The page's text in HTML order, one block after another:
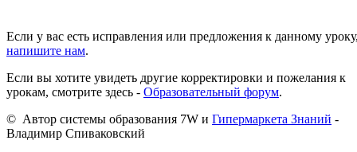
Если у вас есть исправления или предложения к данному
напишите нам.
Если вы хотите увидеть другие корректировки и пожелания к
урокам, смотрите здесь - Образовательный форум.
© Автор системы образования 7W и Гипермаркета Знаний -
Владимир Спиваковский